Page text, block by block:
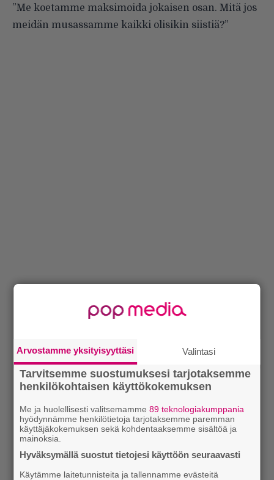
”Me koetamme maksimoida jokaisen osan. Mitä jos
meidän musassamme kaikki olisikin siistiä?”
Arvostamme yksityisyyttäsi Valintasi
Tarvitsemme suostumuksesi tarjotaksemme
henkilökohtaisen käyttökokemuksen
Me ja huolellisesti valitsemamme89 teknologiakumppania
hyödynnämme henkilötietoja tarjotaksemme paremman
käyttäjäkokemuksen sekä kohdentaaksemme sisältöä ja
mainoksia.
Hyväksymällä suostut tietojesi käyttöön seuraavasti
Käytämme laitetunnisteita ja tallennamme evästeitä